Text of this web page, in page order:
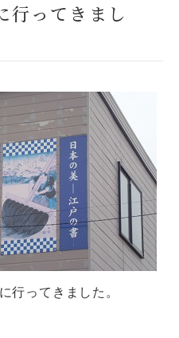
行ってきまし
行ってきました。